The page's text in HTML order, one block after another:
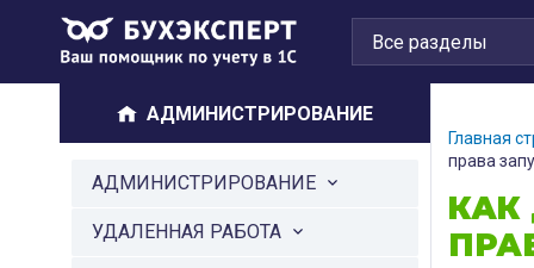
Главная
права
КАК
АДМИНИСТРИРОВАНИЕ
АДМИНИСТРИРОВАНИЕ
УДАЛЕННАЯ РАБОТА